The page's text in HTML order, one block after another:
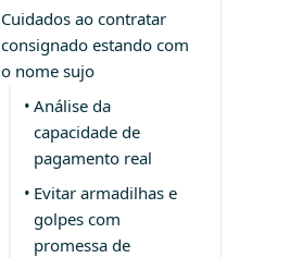
Cuidados ao contratar
consignado estando com
o nome sujo
Análise da
capacidade de
pagamento real
Evitar armadilhas e
golpes com
promessa de